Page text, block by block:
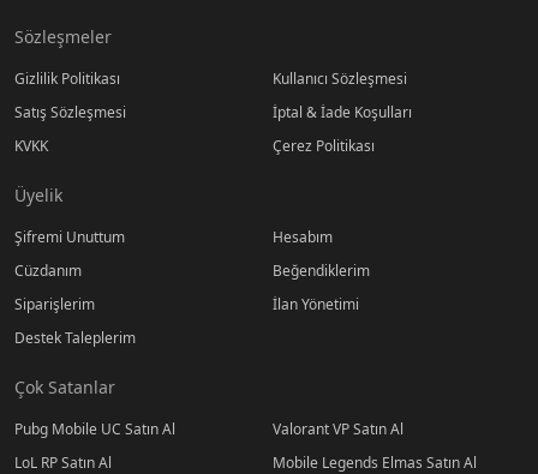
Sözleşmeler
Gizlilik Politikası
Kullanıcı Sözleşmesi
Satış Sözleşmesi
İptal & İade Koşulları
KVKK
Çerez Politikası
Üyelik
Şifremi Unuttum
Hesabım
Cüzdanım
Beğendiklerim
Siparişlerim
İlan Yönetimi
Destek Taleplerim
Çok Satanlar
Pubg Mobile UC Satın Al
Valorant VP Satın Al
LoL RP Satın Al
Mobile Legends Elmas Satın Al